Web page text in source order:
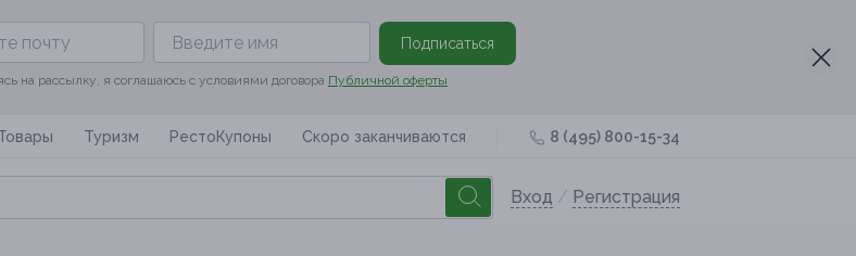
Подписаться
на рассылку, я соглашаюсь с условиями договора Публичной оферты
Туризм РестоКупоны Скоро заканчиваются 8 (495) 800-15-34
Вход / Регистрация